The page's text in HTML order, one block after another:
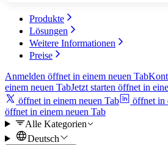
Produkte
Lösungen
Weitere Informationen
Preise
Anmelden öffnet in einem neuen Tab
einem neuen TabJetzt starten öffnet in
öffnet in einem neuen Tab
öffnet in
öffnet in einem neuen Tab
Alle Kategorien
Deutsch